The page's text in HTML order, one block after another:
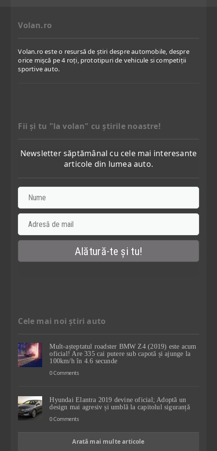
Volan.ro
Volan.ro este o resursă de știri despre automobile, despre
orice mișcă pe 4 roți, prototipuri de vehicule si competiții
sportive auto.
Fii şi tu "la volan" cu ştirile noastre!
Newsletter săptămânal cu cele mai interesante
articole din lumea auto.
Cele mai noi știri auto
Mult-așteptatul roadster BMW Z4 (2019) este acum
oficial! Are 335 cai putere sub capotă și ajunge la
100km/h în 4.6 secunde
0 Comments
Hyundai Elantra 2019 devine oficial; Adoptă un
design mai agresiv și umblă la capitolul siguranță
0 Comments
Arată mai multe articole